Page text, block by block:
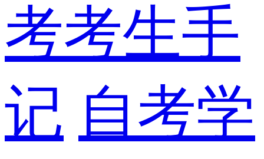
考考生手
记 自考学